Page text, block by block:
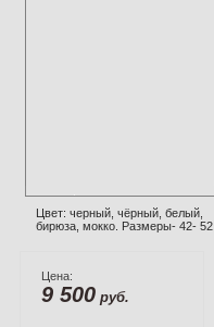
Цвет: черный, чёрный, белый,
бирюза, мокко. Размеры- 42- 52.
Цена:
9 500 руб.